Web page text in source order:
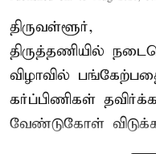
திருவள்ளூர்,
திருத்தணியில்
விழாவில்
கர்ப்பிணிகள்
வேண்டுகோள்